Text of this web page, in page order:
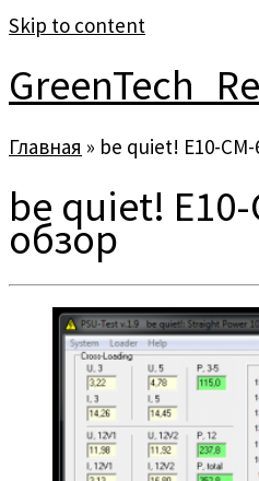
Skip to content
Главная » be quiet! E10-
be quiet! E10-
обзор